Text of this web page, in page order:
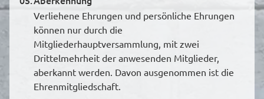
Verliehene Ehrungen und persönliche Ehrungen
können nur durch die
Mitgliederhauptversammlung, mit zwei
Drittelmehrheit der anwesenden Mitglieder,
aberkannt werden. Davon ausgenommen ist die
Ehrenmitgliedschaft.